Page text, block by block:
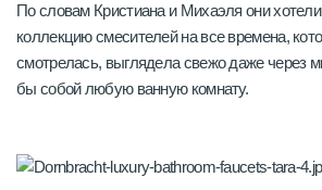
По словам Кристиана и Михаэля они
коллекцию смесителей на все времена,
смотрелась, выглядела свежо даже через
бы собой любую ванную комнату.